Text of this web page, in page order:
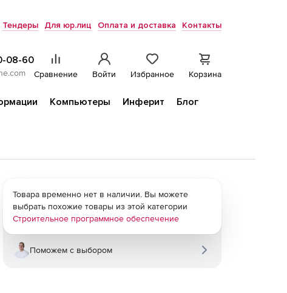
Тендеры Для юр.лиц Оплата и доставка Контакты
08-60
Сравнение Войти Избранное Корзина
Компьютеры Инферит
Блог
Товара временно нет в наличии. Вы можете
выбрать похожие товары из этой категории
Строительное программное обеспечение
Поможем с выбором